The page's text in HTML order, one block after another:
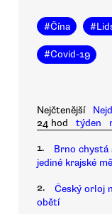
#Čína #
#Covid-19
Nejčtenější
24 hod
týden
1.
Brno chystá
jediné krajské
2.
Český orloj
obětí